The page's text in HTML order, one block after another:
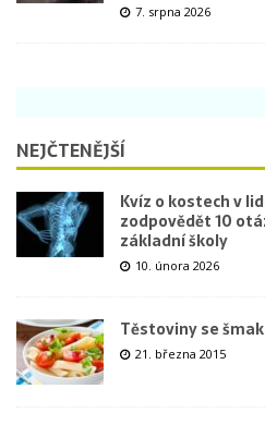
7. srpna 2026
NEJČTENĚJŠÍ
Kvíz o kostech v
zodpovědět 10
základní školy
10. února 2026
Těstoviny se
21. března 2015